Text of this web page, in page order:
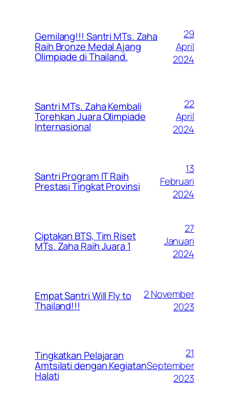
Gemilang!!! Santri MTs. Zaha
Raih Bronze Medal Ajang
Olimpiade di Thailand.
29
April
2024
Santri MTs. Zaha Kembali
Torehkan Juara Olimpiade
Internasional
22
April
2024
Santri Program IT Raih
Prestasi Tingkat Provinsi
13
Februari
2024
Ciptakan BTS, Tim Riset
MTs. Zaha Raih Juara 1
27
Januari
2024
Empat Santri Will Fly to
Thailand!!!
2 November
2023
Tingkatkan Pelajaran
Amtsilati dengan Kegiatan
Halati
21
September
2023